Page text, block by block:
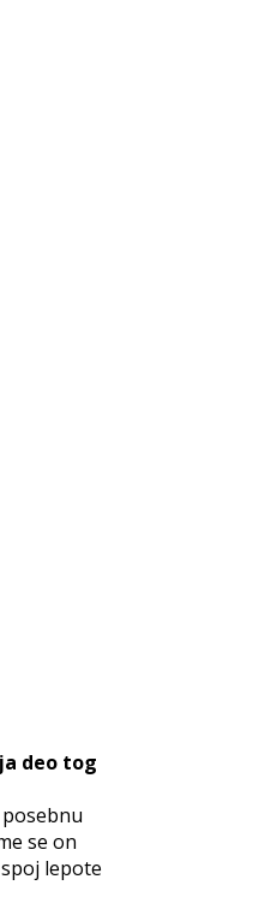
deo tog
se on
lepote